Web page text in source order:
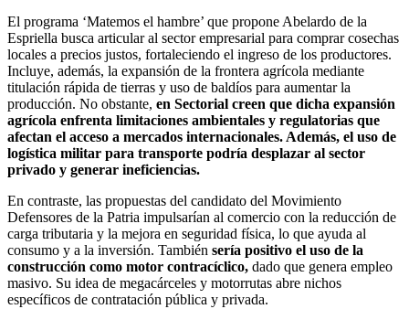
El programa ‘Matemos el hambre’ que propone Abelardo de la
Espriella busca articular al sector empresarial para comprar cosechas
locales a precios justos, fortaleciendo el ingreso de los productores.
Incluye, además, la expansión de la frontera agrícola mediante
titulación rápida de tierras y uso de baldíos para aumentar la
producción. No obstante, en Sectorial creen que dicha expansión
agrícola enfrenta limitaciones ambientales y regulatorias que
afectan el acceso a mercados internacionales. Además, el uso de
logística militar para transporte podría desplazar al sector
privado y generar ineficiencias.
En contraste, las propuestas del candidato del Movimiento
Defensores de la Patria impulsarían al comercio con la reducción de
carga tributaria y la mejora en seguridad física, lo que ayuda al
consumo y a la inversión. También sería positivo el uso de la
construcción como motor contracíclico, dado que genera empleo
masivo. Su idea de megacárceles y motorrutas abre nichos
específicos de contratación pública y privada.